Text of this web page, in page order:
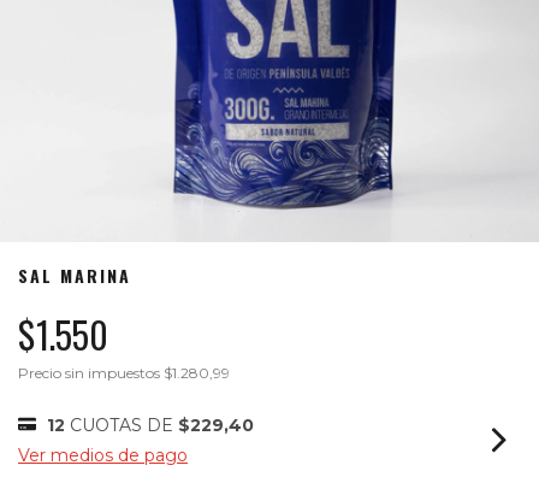
SAL MARINA
$1.550
Precio sin impuestos $1.280,99
12 CUOTAS DE $229,40
Ver medios de pago